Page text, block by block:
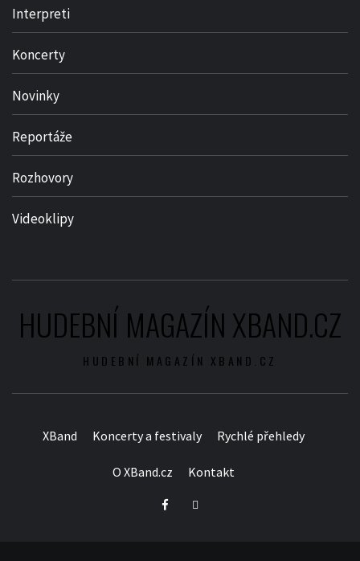
Interpreti
Koncerty
Novinky
Reportáže
Rozhovory
Videoklipy
HUDEBNÍ MAGAZÍN XBAND.CZ
HUDEBNÍ MAGAZÍN XBAND.CZ
XBand Koncerty a festivaly Rychlé přehledy
O XBand.cz Kontakt
FacebookTwitter